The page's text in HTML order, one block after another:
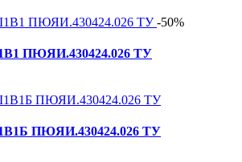
-50%
ПЮЯИ.430424.026 ТУ
ПЮЯИ.430424.026 ТУ